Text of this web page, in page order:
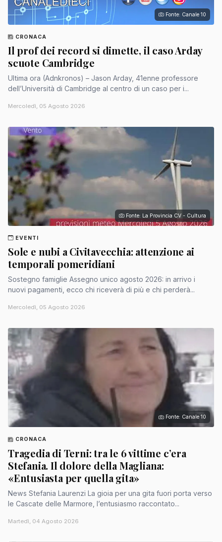
Fonte: Canale 10
CRONACA
Il prof dei record si dimette, il caso Arday
scuote Cambridge
Ultima ora (Adnkronos) – Jason Arday, 41enne professore
dell’Università di Cambridge al centro di un caso per i...
Mercoledì, 05 Agosto 2026
Fonte: La Provincia CV - Cultura
EVENTI
Sole e nubi a Civitavecchia: attenzione ai
temporali pomeridiani
Sostegno famiglie Assegno unico agosto 2026: in arrivo i
nuovi pagamenti, ecco chi riceverà di più e chi perderà...
Mercoledì, 05 Agosto 2026
Fonte: Canale 10
CRONACA
Tragedia di Terni: tra le 6 vittime c’era
Stefania. Il dolore della Magliana:
«Entusiasta per quella gita»
News Stefania Laurenzi La gioia per una gita fuori porta verso
le Cascate delle Marmore, l’entusiasmo raccontato...
Martedì, 04 Agosto 2026